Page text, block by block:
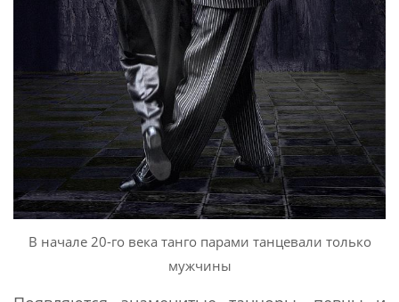
B начале 20-го века танго парами танцевали только
мужчины